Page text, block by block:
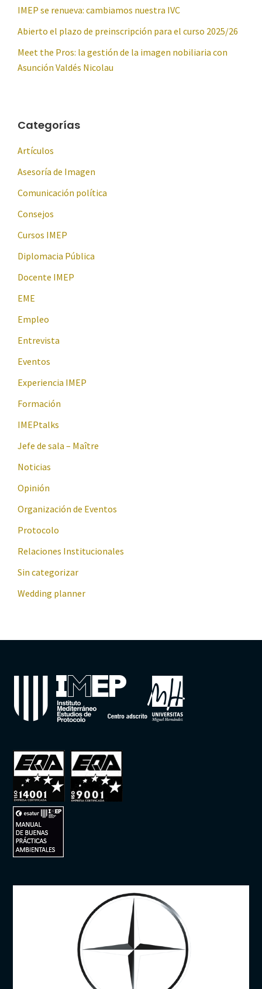
IMEP se renueva: cambiamos nuestra IVC
Abierto el plazo de preinscripción para el curso 2025/26
Meet the Pros: la gestión de la imagen nobiliaria con
Asunción Valdés Nicolau
Categorías
Artículos
Asesoría de Imagen
Comunicación política
Consejos
Cursos IMEP
Diplomacia Pública
Docente IMEP
EME
Empleo
Entrevista
Eventos
Experiencia IMEP
Formación
IMEPtalks
Jefe de sala – Maître
Noticias
Opinión
Organización de Eventos
Protocolo
Relaciones Institucionales
Sin categorizar
Wedding planner